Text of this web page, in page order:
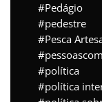
Pedágio
pedestre
Pesca
política
política